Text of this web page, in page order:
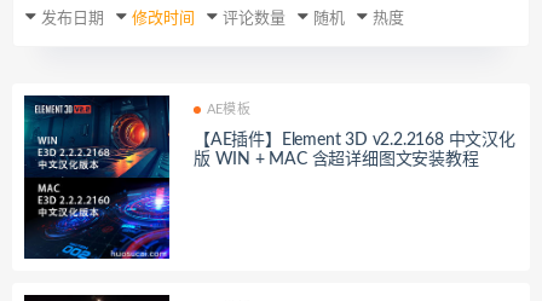
发布日期 修改时间 评论数量 随机 热度
AE模板
【AE插件】Element 3D v2.2.2168 中文汉化
版 WIN + MAC 含超详细图文安装教程